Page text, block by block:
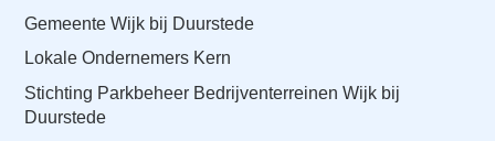
Gemeente Wijk bij Duurstede
Lokale Ondernemers Kern
Stichting Parkbeheer Bedrijventerreinen Wijk bij
Duurstede